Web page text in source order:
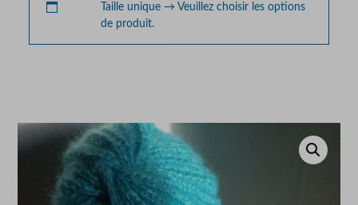
Taille unique→ Veuillez choisir les options
de produit.